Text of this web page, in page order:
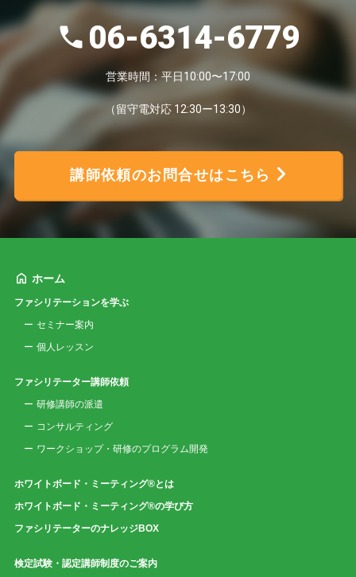
06-6314-6779
営業時間：平日10:00〜17:00
（留守電対応 12:30ー13:30）
講師依頼のお問合せはこちら
ホーム
ファシリテーションを学ぶ
セミナー案内
個人レッスン
ファシリテーター講師依頼
研修講師の派遣
コンサルティング
ワークショップ・研修のプログラム開発
ホワイトボード・ミーティング®とは
ホワイトボード・ミーティング®の学び方
ファシリテーターのナレッジBOX
検定試験・認定講師制度のご案内